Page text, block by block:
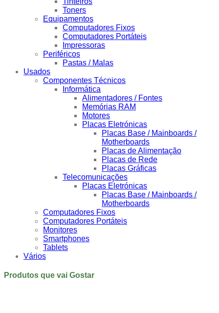
Toners
Equipamentos
Computadores Fixos
Computadores Portáteis
Impressoras
Periféricos
Pastas / Malas
Usados
Componentes Técnicos
Informática
Alimentadores / Fontes
Memórias RAM
Motores
Placas Eletrónicas
Placas Base / Mainboards /
Motherboards
Placas de Alimentação
Placas de Rede
Placas Gráficas
Telecomunicações
Placas Eletrónicas
Placas Base / Mainboards /
Motherboards
Computadores Fixos
Computadores Portáteis
Monitores
Smartphones
Tablets
Vários
Produtos que vai Gostar